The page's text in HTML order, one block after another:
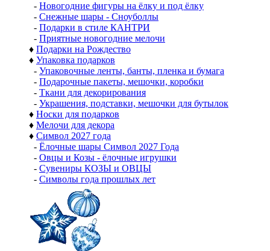
- Новогодние фигуры на ёлку и под ёлку
- Снежные шары - Сноуболлы
- Подарки в стиле КАНТРИ
- Приятные новогодние мелочи
♦ Подарки на Рождество
♦ Упаковка подарков
- Упаковочные ленты, банты, пленка и бумага
- Подарочные пакеты, мешочки, коробки
- Ткани для декорирования
- Украшения, подставки, мешочки для бутылок
♦ Носки для подарков
♦ Мелочи для декора
♦ Символ 2027 года
- Ёлочные шары Символ 2027 Года
- Овцы и Козы - ёлочные игрушки
- Сувениры КОЗЫ и ОВЦЫ
- Символы года прошлых лет